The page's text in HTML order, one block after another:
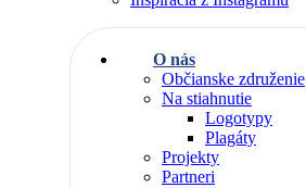
O nás
Občianske združenie
Na stiahnutie
Logotypy
Plagáty
Projekty
Partneri